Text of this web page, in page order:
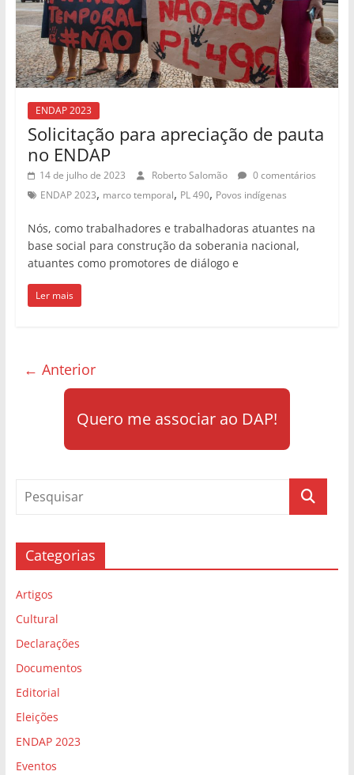
ENDAP 2023
Solicitação para apreciação de pauta
no ENDAP
14 de julho de 2023 Roberto Salomão
0 comentários
ENDAP 2023, marco temporal, PL 490, Povos indígenas
Nós, como trabalhadores e trabalhadoras atuantes na
base social para construção da soberania nacional,
atuantes como promotores de diálogo e
Ler mais
← Anterior
Quero me associar ao DAP!
Categorias
Artigos
Cultural
Declarações
Documentos
Editorial
Eleições
ENDAP 2023
Eventos